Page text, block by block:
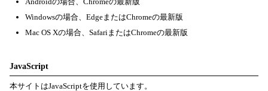
Windowsの場合、EdgeまたはChromeの最新版
Mac OS Xの場合、SafariまたはChromeの最新版
JavaScript
本サイトはJavaScriptを使用しています。